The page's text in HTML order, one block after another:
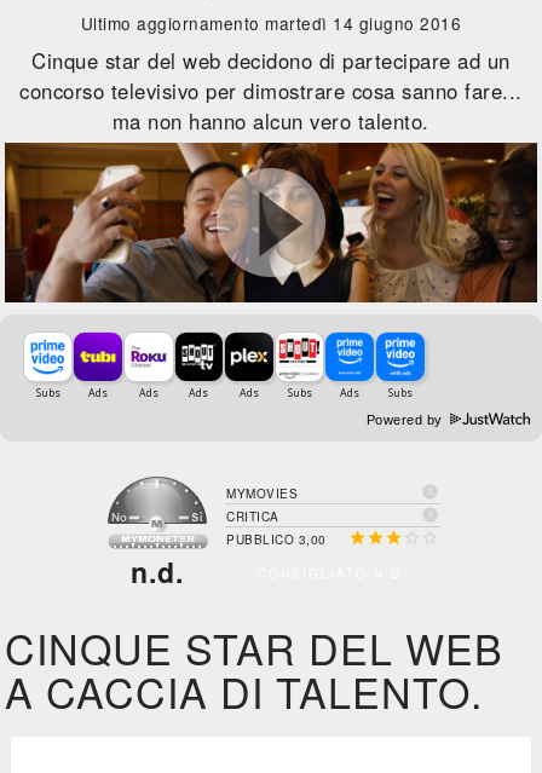
Ultimo aggiornamento martedì 14 giugno 2016
Cinque star del web decidono di partecipare ad un
concorso televisivo per dimostrare cosa sanno fare...
ma non hanno alcun vero talento.
Powered by
n.d.
MYMOVIES 
CRITICA 
PUBBLICO 3,00   
CINQUE STAR DEL WEB
A CACCIA DI TALENTO.